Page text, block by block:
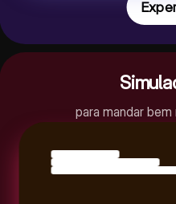
para mandar